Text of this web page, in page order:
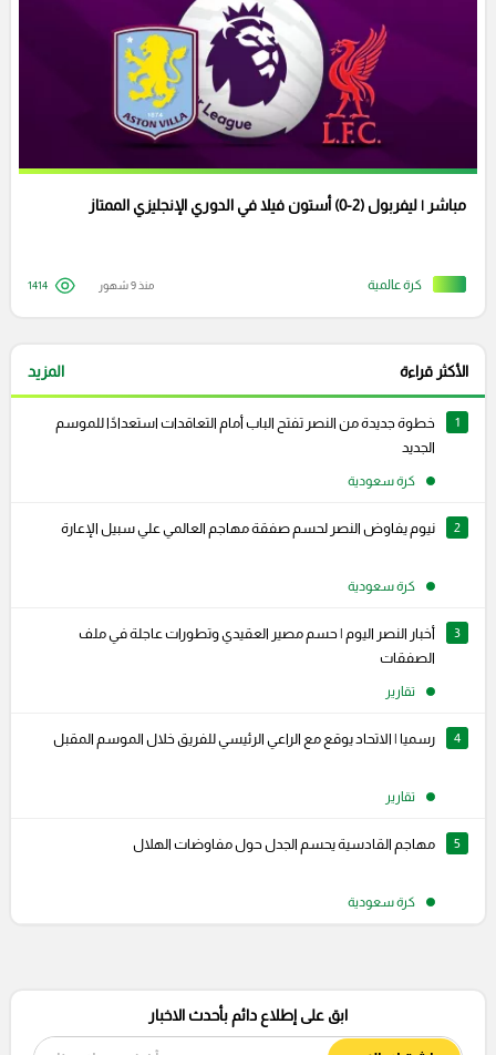
كرة عالمية
مباشر | ليفربول (2-0) أستون فيلا في الدوري الإنجليزي الممتاز
منذ 9 شهور 1414
الأكثر قراءة المزيد
1
خطوة جديدة من النصر تفتح الباب أمام التعاقدات استعدادًا للموسم
الجديد
كرة سعودية
2 نيوم يفاوض النصر لحسم صفقة مهاجم العالمي علي سبيل الإعارة
كرة سعودية
3
أخبار النصر اليوم | حسم مصير العقيدي وتطورات عاجلة في ملف
الصفقات
تقارير
4 رسميا | الاتحاد يوقع مع الراعي الرئيسي للفريق خلال الموسم المقبل
تقارير
5 مهاجم القادسية يحسم الجدل حول مفاوضات الهلال
كرة سعودية
ابق على إطلاع دائم بأحدث الاخبار